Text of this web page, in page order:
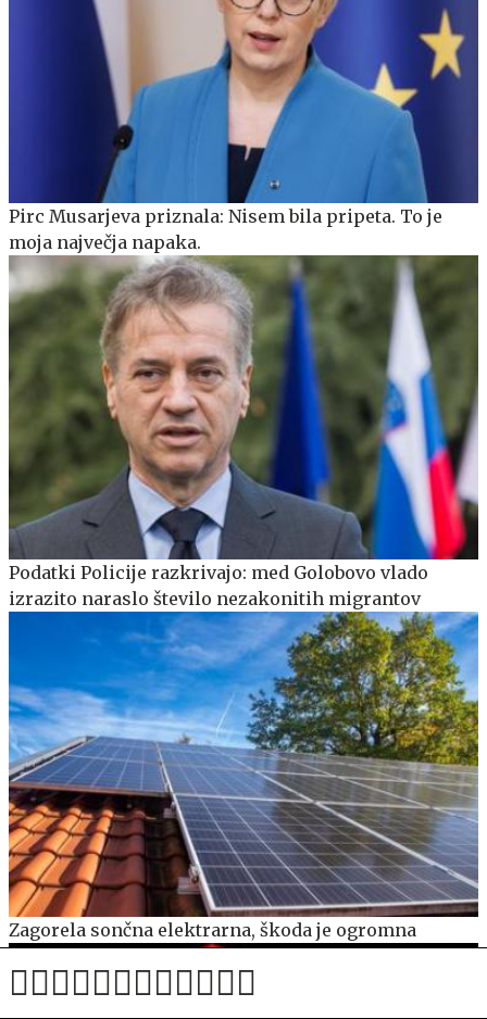
Pirc Musarjeva priznala: Nisem bila pripeta. To je
moja največja napaka.
Podatki Policije razkrivajo: med Golobovo vlado
izrazito naraslo število nezakonitih migrantov
Zagorela sončna elektrarna, škoda je ogromna